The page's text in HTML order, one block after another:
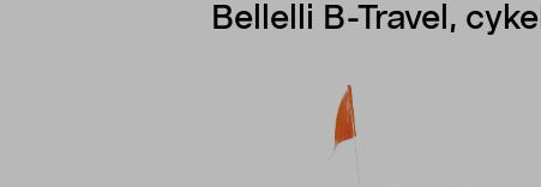
Bellelli B-Travel,